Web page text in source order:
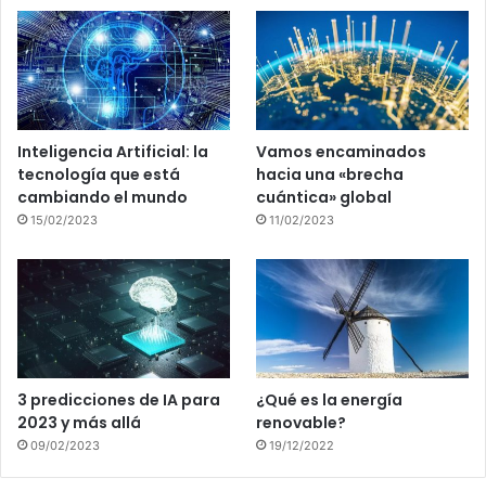
Inteligencia Artificial: la
tecnología que está
cambiando el mundo
15/02/2023
Vamos encaminados
hacia una «brecha
cuántica» global
11/02/2023
3 predicciones de IA para
2023 y más allá
09/02/2023
¿Qué es la energía
renovable?
19/12/2022